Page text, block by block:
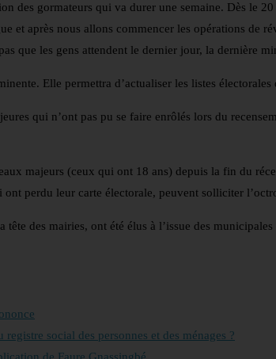
des gormateurs qui va durer une semaine. Dès le
et après nous allons commencer les opérations de
que les gens attendent le dernier jour, la dernière
Elle permettra d’actualiser les listes électorales
qui n’ont pas pu se faire enrôlés lors du
majeurs (ceux qui ont 18 ans) depuis la fin du
perdu leur carte électorale, peuvent solliciter
des mairies, ont été élus à l’issue des
social des personnes et des ménages ?